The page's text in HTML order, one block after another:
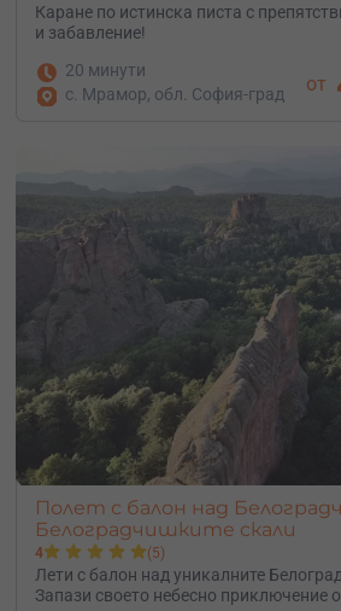
Каране по истинска писта с
и забавление!
20 минути
с. Мрамор, обл. София-град
от
Полет с балон над
Белоградчишките скали
4 (5)
Лети с балон над уникалните
Запази своето небесно приключение